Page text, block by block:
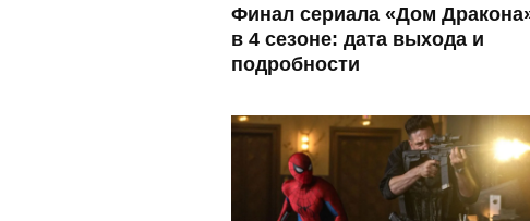
Финал сериала «Дом
в 4 сезоне: дата выхода и
подробности